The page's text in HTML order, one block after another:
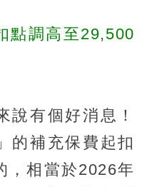
點調高至29,500
說有個好消息！
的補充保費起扣
，相當於2026年